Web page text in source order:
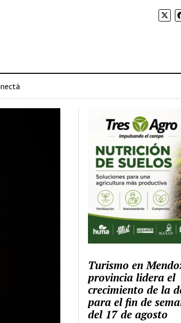
Turismo en
provincia lidera el
crecimiento de la
para el fin de
del 17 de agosto